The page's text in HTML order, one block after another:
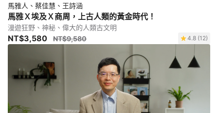
馬雅人、蔡佳慧、王詩涵
馬雅Ｘ埃及Ｘ商周，上古人類的黃金時代！
漫遊狂野、神秘、偉大的人類古文明
NT$3,580 NT$9,580 4.8 (12)